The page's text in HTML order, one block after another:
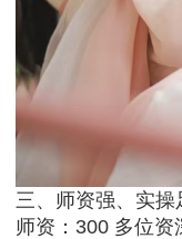
三、师资强、实操
师资：300 多位资